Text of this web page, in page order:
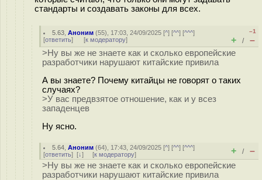
стандарты и создавать законы для всех.
5.63 ,Аноним (55), 17:03, 24/09/2025 [^] [^^] [^^^]
[ответить] [к модератору]
–1
+ / –
>Ну вы же не знаете как и сколько европейские
разработчики нарушают китайские привила
А вы знаете? Почему китайцы не говорят о таких
случаях?
>У вас предвзятое отношение, как и у всез
западенцев
Ну ясно.
5.64 ,Аноним (64), 17:43, 24/09/2025 [^] [^^] [^^^]
[ответить] [↓] [к модератору] + / –
>Ну вы же не знаете как и сколько европейские
разработчики нарушают китайские привила